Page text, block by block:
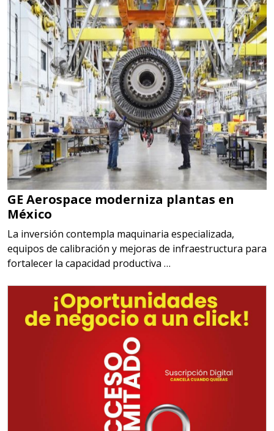
GE Aerospace moderniza plantas en
México
La inversión contempla maquinaria especializada,
equipos de calibración y mejoras de infraestructura para
fortalecer la capacidad productiva …